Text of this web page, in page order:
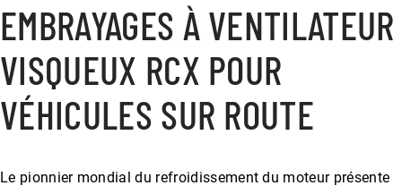
EMBRAYAGES À VENTILATEUR
VISQUEUX RCX POUR
VÉHICULES SUR ROUTE
Le pionnier mondial du refroidissement du moteur présente